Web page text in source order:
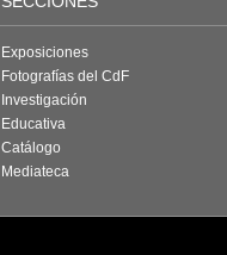
Exposiciones
Fotografías del CdF
Investigación
Educativa
Catálogo
Mediateca